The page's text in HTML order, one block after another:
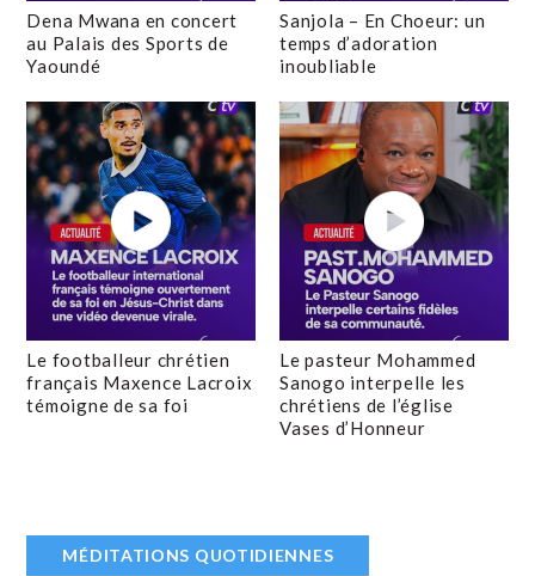
Dena Mwana en concert
au Palais des Sports de
Yaoundé
Sanjola – En Choeur: un
temps d’adoration
inoubliable
Le footballeur chrétien
français Maxence Lacroix
témoigne de sa foi
Le pasteur Mohammed
Sanogo interpelle les
chrétiens de l’église
Vases d’Honneur
MÉDITATIONS QUOTIDIENNES